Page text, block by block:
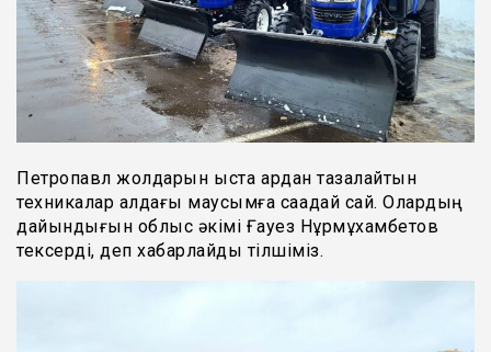
Петропавл жолдарын қыста қардан тазалайтын
техникалар алдағы маусымға сақадай сай. Олардың
дайындығын облыс әкімі Ғауез Нұрмұхамбетов
тексерді, деп хабарлайды тілшіміз.